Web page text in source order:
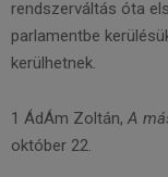
rendszerváltás óta
parlamentbe
kerülhetnek.
1 ÁdÁm Zoltán,A
október 22.